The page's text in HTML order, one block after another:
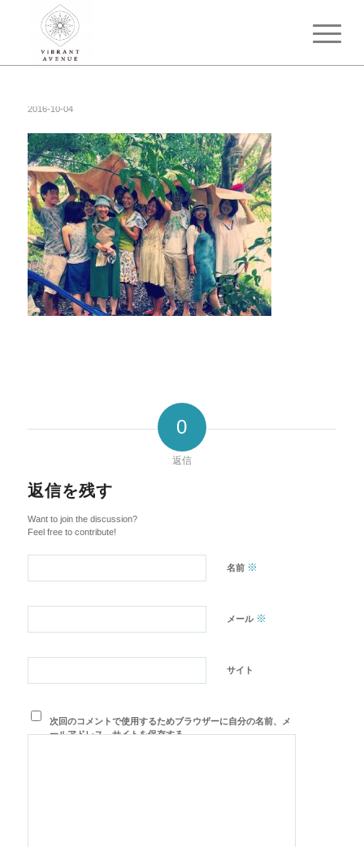
2016-10-04
0
返信
返信を残す
Want to join the discussion?
Feel free to contribute!
名前 ※
メール ※
サイト
次回のコメントで使用するためブラウザーに自分の名前、メ
ールアドレス、サイトを保存する。